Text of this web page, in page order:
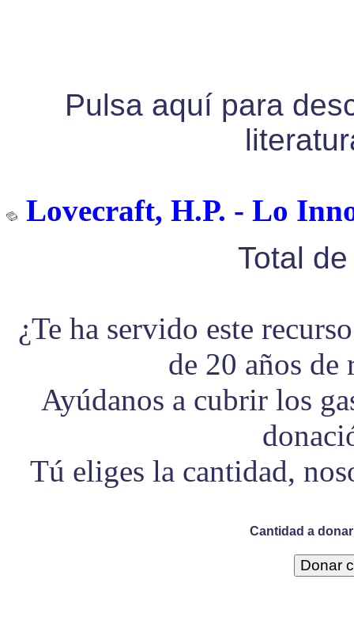
Pulsa aquí para
Lovecraft, H.P. - Lo
Total
¿Te ha servido este
de 20 años
Ayúdanos a cubrir los
Tú eliges la cantidad,
Cantidad a